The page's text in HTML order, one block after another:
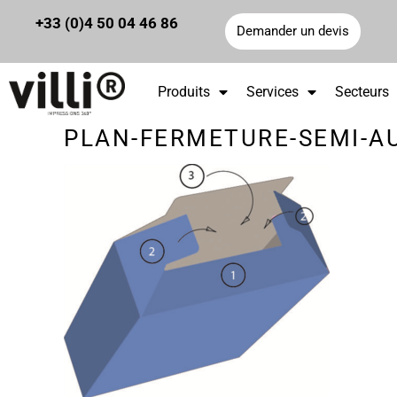
Panneau de gestion des cookies
+33 (0)4 50 04 46 86 Demander un devis
Produits Services Secteurs
PLAN-FERMETURE-SEMI-